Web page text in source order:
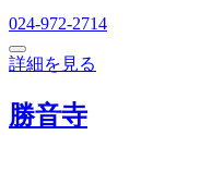
024-972-2714
詳細を見る
勝音寺